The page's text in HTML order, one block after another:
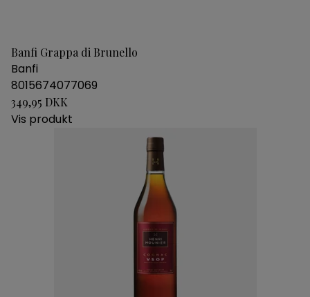
Banfi Grappa di Brunello
Banfi
8015674077069
349,95 DKK
Vis produkt